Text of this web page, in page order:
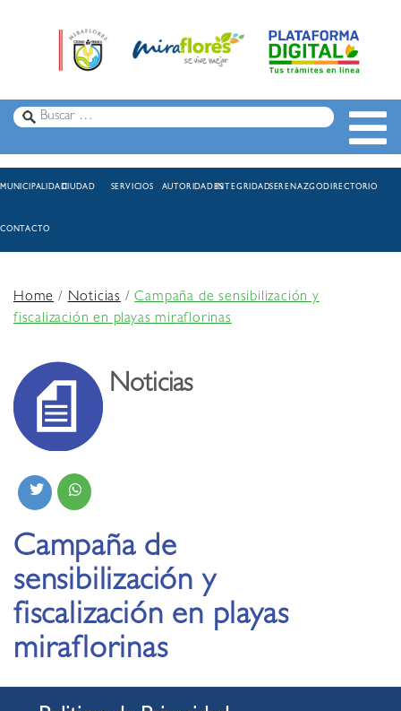
MUNICIPALIDADCIUDAD SERVICIOS AUTORIDADESINTEGRIDADSERENAZGODIRECTORIO
CONTACTO
Home/Noticias /Campaña de sensibilización y
fiscalización en playas miraflorinas
Noticias
Campaña de
sensibilización y
fiscalización en playas
miraflorinas
06.02.2020